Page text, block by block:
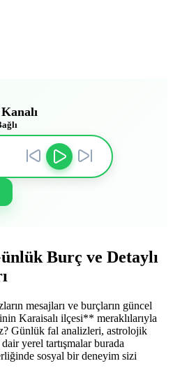
Burç ve Detaylı
mesajları ve burçların güncel
Karaisalı ilçesi** meraklılarıyla
Günlük fal analizleri, astrolojik
yerel tartışmalar burada
sosyal bir deneyim sizi